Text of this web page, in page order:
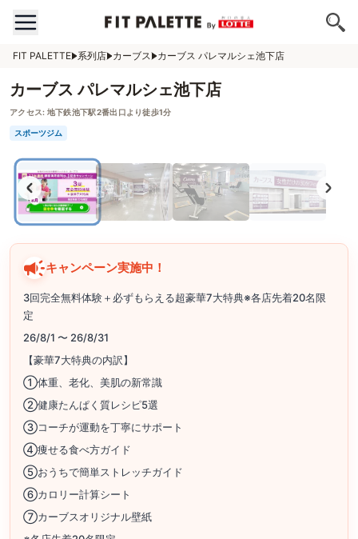
FIT PALETTE 系列店 カーブス カーブス パレマルシェ池下店
カーブス パレマルシェ池下店
アクセス: 地下鉄池下駅2番出口より徒歩1分
スポーツジム
キャンペーン実施中！
3回完全無料体験＋必ずもらえる超豪華7大特典※各店先着20名限
定
26/8/1 〜 26/8/31
【豪華7大特典の内訳】
①体重、老化、美肌の新常識
②健康たんぱく質レシピ5選
③コーチが運動を丁寧にサポート
④痩せる食べ方ガイド
⑤おうちで簡単ストレッチガイド
⑥カロリー計算シート
⑦カーブスオリジナル壁紙